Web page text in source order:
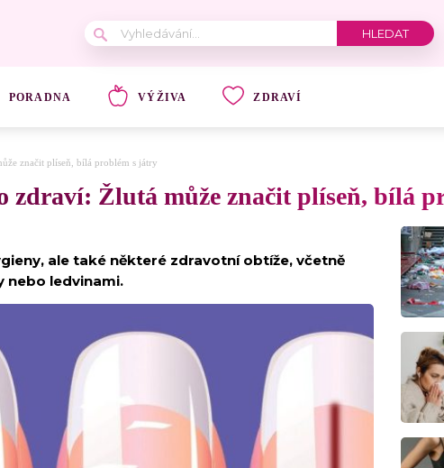
PORADNA VÝŽIVA ZDRAVÍ
značit plíseň, bílá problém s játry
zdraví: Žlutá může značit plíseň, bílá
ale také některé zdravotní obtíže, včetně
nebo ledvinami.